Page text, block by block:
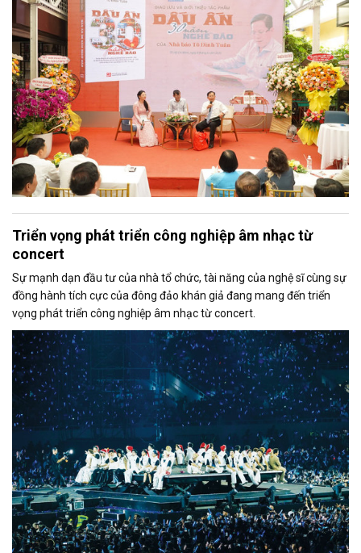
nghề báo”, một công trình giàu ý nghĩa của nhà báo Tô Đình Tuân -
Tổng Biên tập Báo Người Lao Động, Ủy viên Ban Chấp hành Hội
Nhà báo TP.HCM.
Triển vọng phát triển công nghiệp âm nhạc từ
concert
Sự mạnh dạn đầu tư của nhà tổ chức, tài năng của nghệ sĩ cùng sự
đồng hành tích cực của đông đảo khán giả đang mang đến triển
vọng phát triển công nghiệp âm nhạc từ concert.